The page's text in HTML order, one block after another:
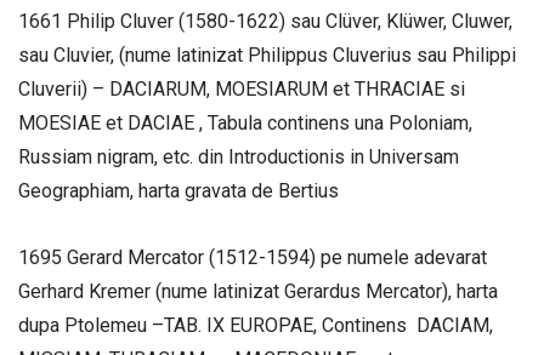
1661 Philip Cluver (1580-1622) sau Clüver, Klüwer, Cluwer,
sau Cluvier, (nume latinizat Philippus Cluverius sau Philippi
Cluverii) – DACIARUM, MOESIARUM et THRACIAE si
MOESIAE et DACIAE , Tabula continens una Poloniam,
Russiam nigram, etc. din Introductionis in Universam
Geographiam, harta gravata de Bertius
1695 Gerard Mercator (1512-1594) pe numele adevarat
Gerhard Kremer (nume latinizat Gerardus Mercator), harta
dupa Ptolemeu –TAB. IX EUROPAE, Continens DACIAM,